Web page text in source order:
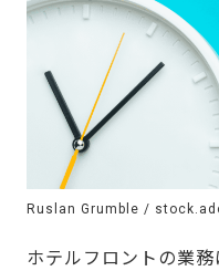
Ruslan Grumble /
ホテルフロントの業